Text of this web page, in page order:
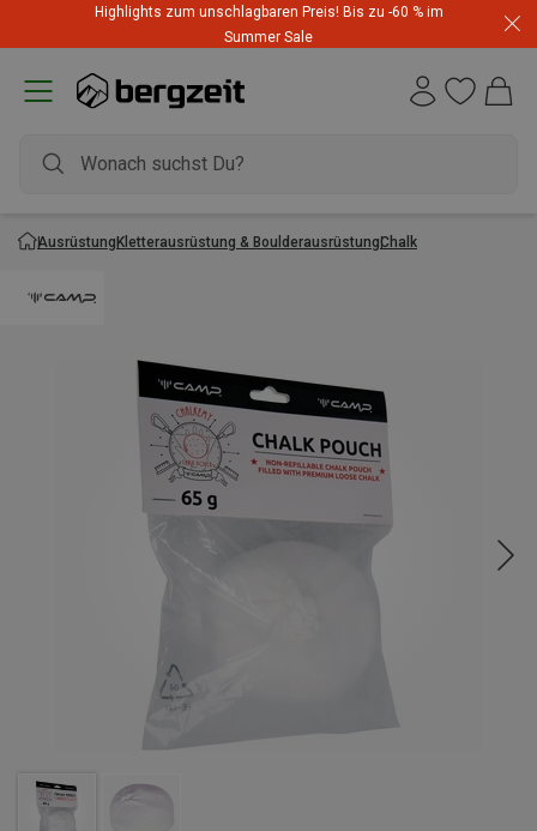
Highlights zum unschlagbaren Preis! Bis zu -60 % im
Summer Sale
AusrüstungKletterausrüstung & BoulderausrüstungChalk